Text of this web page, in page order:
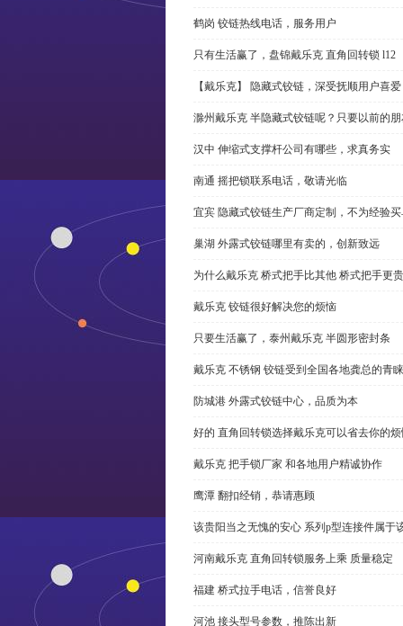
鹤岗 铰链热线电话，服务用户
只有生活赢了，盘锦戴乐克 直角回转锁 l12
【戴乐克】 隐藏式铰链，深受抚顺用户喜
滁州戴乐克 半隐藏式铰链呢？只要以前的
汉中 伸缩式支撑杆公司有哪些，求真务实
南通 摇把锁联系电话，敬请光临
宜宾 隐藏式铰链生产厂商定制，不为经验
巢湖 外露式铰链哪里有卖的，创新致远
为什么戴乐克 桥式把手比其他 桥式把手更
戴乐克 铰链很好解决您的烦恼
只要生活赢了，泰州戴乐克 半圆形密封条
戴乐克 不锈钢 铰链受到全国各地龚总的青睐
防城港 外露式铰链中心，品质为本
好的 直角回转锁选择戴乐克可以省去你的
戴乐克 把手锁厂家 和各地用户精诚协作
鹰潭 翻扣经销，恭请惠顾
该贵阳当之无愧的安心 系列p型连接件属于
河南戴乐克 直角回转锁服务上乘 质量稳定
福建 桥式拉手电话，信誉良好
河池 接头型号参数，推陈出新